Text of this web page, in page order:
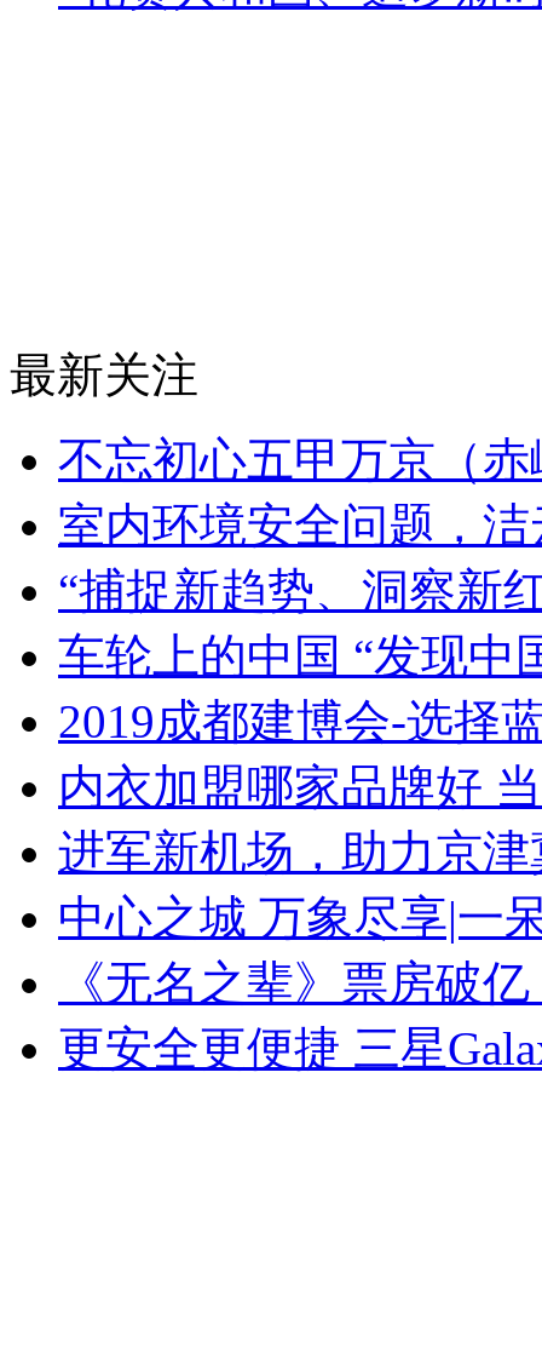
最新关注
不忘初心五甲万京（
室内环境安全问题，
“捕捉新趋势、洞察新
车轮上的中国 “发现中
2019成都建博会-选择
内衣加盟哪家品牌好
进军新机场，助力京
中心之城 万象尽享|一
《无名之辈》票房破
更安全更便捷 三星